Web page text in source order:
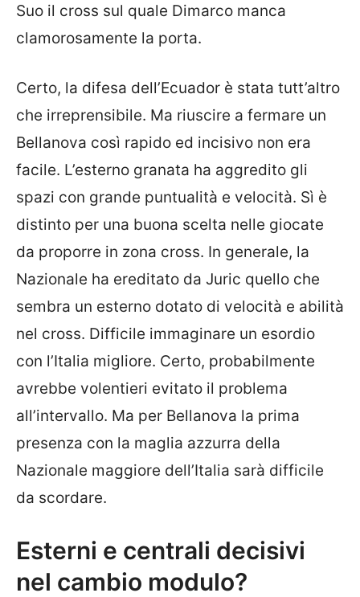
Suo il cross sul quale Dimarco manca
clamorosamente la porta.
Certo, la difesa dell’Ecuador è stata tutt’altro
che irreprensibile. Ma riuscire a fermare un
Bellanova così rapido ed incisivo non era
facile. L’esterno granata ha aggredito gli
spazi con grande puntualità e velocità. Sì è
distinto per una buona scelta nelle giocate
da proporre in zona cross. In generale, la
Nazionale ha ereditato da Juric quello che
sembra un esterno dotato di velocità e abilità
nel cross. Difficile immaginare un esordio
con l’Italia migliore. Certo, probabilmente
avrebbe volentieri evitato il problema
all’intervallo. Ma per Bellanova la prima
presenza con la maglia azzurra della
Nazionale maggiore dell’Italia sarà difficile
da scordare.
Esterni e centrali decisivi
nel cambio modulo?